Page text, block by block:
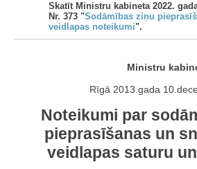
Skatīt Ministru kabineta 2022.
Nr. 373 "Sodāmības ziņu
veidlapas noteikumi".
Ministru
Rīgā 2013.gada
Noteikumi par
pieprasīšanas un
veidlapas saturu